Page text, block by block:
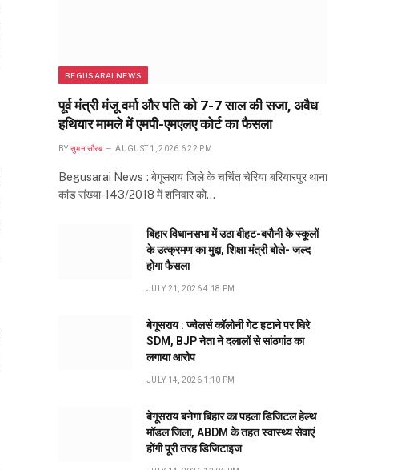
BEGUSARAI NEWS
पूर्व मंत्री मंजू वर्मा और पति को 7-7 साल की सजा, अवैध
हथियार मामले में एमपी-एमएलए कोर्ट का फैसला
BY सुमन सौरब AUGUST 1, 2026 6:22 PM
Begusarai News : बेगूसराय जिले के चर्चित चेरिया बरियारपुर थाना
कांड संख्या-143/2018 में शनिवार को…
बिहार विधानसभा में उठा बीहट-बरौनी के स्कूलों
के उत्क्रमण का मुद्दा, शिक्षा मंत्री बोले- जल्द
होगा फैसला
JULY 21, 2026 4:18 PM
बेगूसराय : ज्वेलर्स कॉलोनी गेट हटाने पर घिरे
SDM, BJP नेता ने दलालों से सांठगांठ का
लगाया आरोप
JULY 14, 2026 1:10 PM
बेगूसराय बनेगा बिहार का पहला डिजिटल हेल्थ
मॉडल जिला, ABDM के तहत स्वास्थ्य सेवाएं
होंगी पूरी तरह डिजिटाइज